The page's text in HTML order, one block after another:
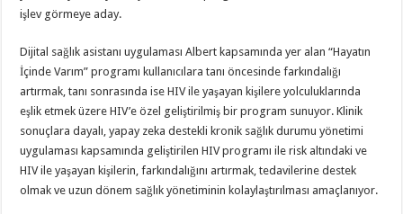
işlev görmeye aday.
Dijital sağlık asistanı uygulaması Albert kapsamında yer alan “Hayatın
İçinde Varım” programı kullanıcılara tanı öncesinde farkındalığı
artırmak, tanı sonrasında ise HIV ile yaşayan kişilere yolculuklarında
eşlik etmek üzere HIV’e özel geliştirilmiş bir program sunuyor. Klinik
sonuçlara dayalı, yapay zeka destekli kronik sağlık durumu yönetimi
uygulaması kapsamında geliştirilen HIV programı ile risk altındaki ve
HIV ile yaşayan kişilerin, farkındalığını artırmak, tedavilerine destek
olmak ve uzun dönem sağlık yönetiminin kolaylaştırılması amaçlanıyor.